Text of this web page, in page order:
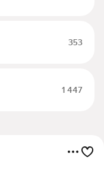
353
1 447